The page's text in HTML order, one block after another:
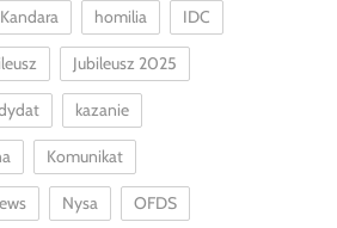
homilia IDC
Jubileusz 2025
kazanie
Komunikat
Nysa OFDS